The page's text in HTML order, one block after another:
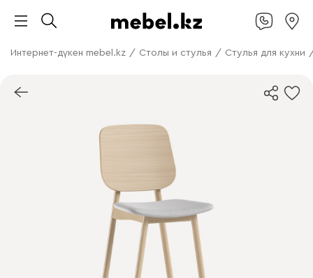
Интернет-дүкен mebel.kz / Столы и стулья / Стулья для кухни